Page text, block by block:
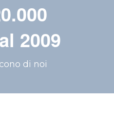
2009
di noi